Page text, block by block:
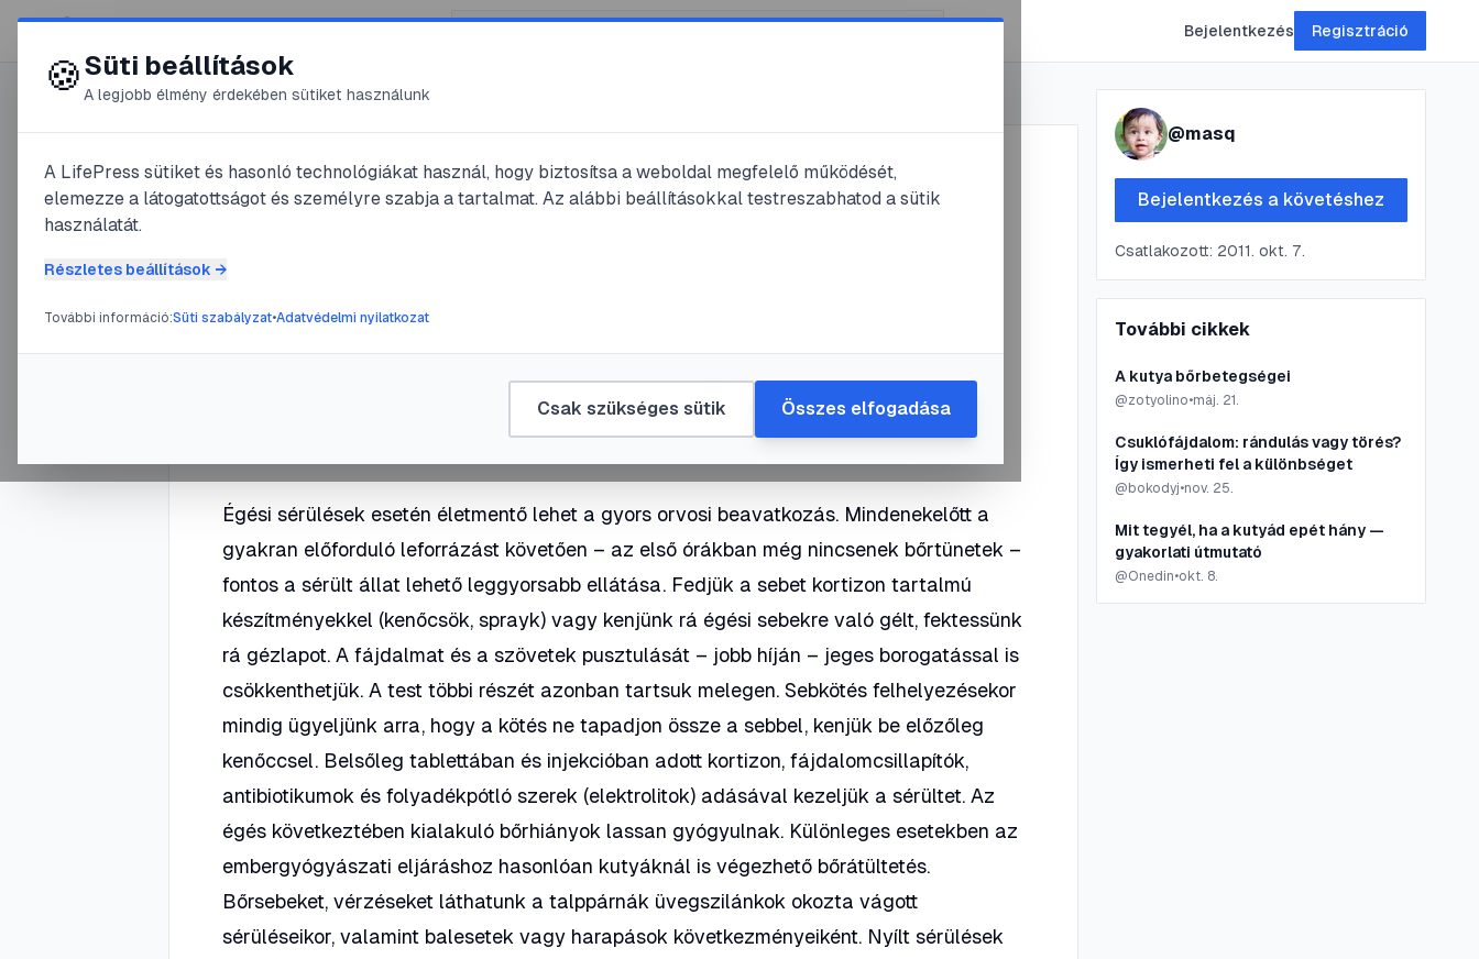
😍 LifePress Bejelentkezés Regisztráció
@masq
Égési sebek és sérülések a
kutyán
Égési sérülések esetén életmentő lehet a gyors orvosi beavatkozás. Mindenekelőtt a
gyakran előforduló leforrázást követően – az első órákban még nincsenek bőrtünetek –
fontos a sérült állat lehető leggyorsabb ellátása. Fedjük a sebet kortizon tartalmú
készítményekkel (kenőcsök, sprayk) vagy kenjünk rá égési sebekre való gélt, fektessünk
rá gézlapot. A fájdalmat és a szövetek pusztulását – jobb híján – jeges borogatással is
csökkenthetjük. A test többi részét azonban tartsuk melegen. Sebkötés felhelyezésekor
mindig ügyeljünk arra, hogy a kötés ne tapadjon össze a sebbel, kenjük be előzőleg
kenőccsel. Belsőleg tablettában és injekcióban adott kortizon, fájdalomcsillapítók,
antibiotikumok és folyadékpótló szerek (elektrolitok) adásával kezeljük a sérültet. Az
égés következtében kialakuló bőrhiányok lassan gyógyulnak. Különleges esetekben az
embergyógyászati eljáráshoz hasonlóan kutyáknál is végezhető bőrátültetés.
Bőrsebeket, vérzéseket láthatunk a talppárnák üvegszilánkok okozta vágott
sérüléseikor, valamint balesetek vagy harapások következményeiként. Nyílt sérülések
@masq
Bejelentkezés a követéshez
Csatlakozott: 2011. okt. 7.
További cikkek
A kutya bőrbetegségei
@zotyolino•máj. 21.
Csuklófájdalom: rándulás vagy törés?
Így ismerheti fel a különbséget
@ bokodyj•nov. 25.
Mit tegyél, ha a kutyád epét hány —
gyakorlati útmutató
@Onedin•okt. 8.
🍪Süti beállítások
A legjobb élmény érdekében sütiket használunk
A LifePress sütiket és hasonló technológiákat használ, hogy biztosítsa a weboldal megfelelő működését,
elemezze a látogatottságot és személyre szabja a tartalmat. Az alábbi beállításokkal testreszabhatod a sütik
használatát.
Részletes beállítások →
További információ:Süti szabályzat•Adatvédelmi nyilatkozat
Csak szükséges sütik Összes elfogadása